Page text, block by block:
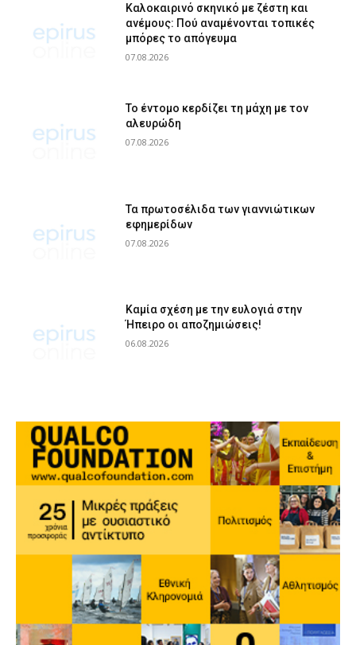
Καλοκαιρινό σκηνικό με ζέστη και
ανέμους: Πού αναμένονται τοπικές
μπόρες το απόγευμα
07.08.2026
Το έντομο κερδίζει τη μάχη με τον
αλευρώδη
07.08.2026
Τα πρωτοσέλιδα των γιαννιώτικων
εφημερίδων
07.08.2026
Καμία σχέση με την ευλογιά στην
Ήπειρο οι αποζημιώσεις!
06.08.2026